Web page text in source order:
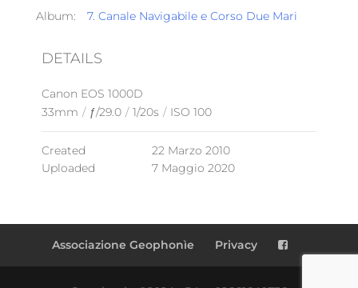
Album: 7. Canale Navigabile e Corso Due Mari
DETAILS
Canon EOS 1000D
33mm / ƒ/29.0 / 1/20s / ISO 100
Created
22 Marzo 2010
Uploaded
7 Maggio 2020
Associazione Geophonìe Privacy